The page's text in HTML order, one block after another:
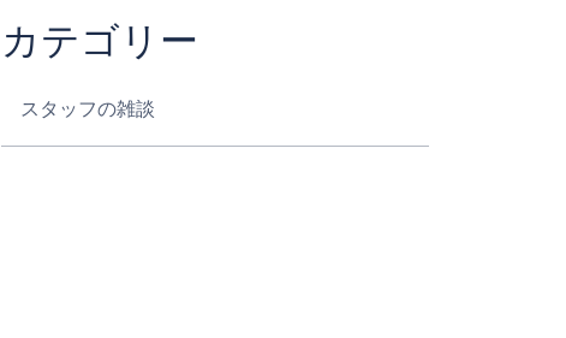
カテゴリー
スタッフの雑談